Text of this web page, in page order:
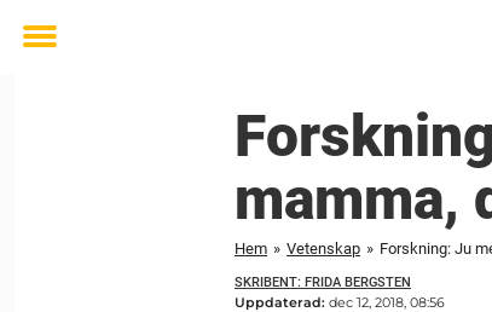
Toggle
mamma,
Hem » Vetenskap » Forskning: Ju
SKRIBENT: FRIDA BERGSTEN
Uppdaterad: dec 12, 2018, 08:56